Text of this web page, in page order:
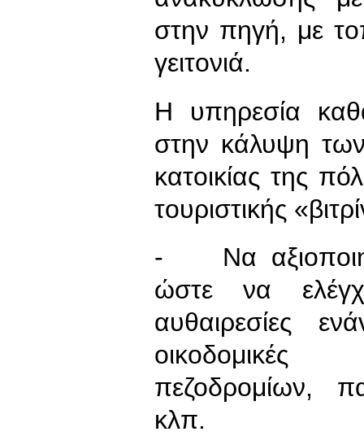
στην πηγή, με
γειτονιά.
Η υπηρεσία
στην κάλυψη
κατοικίας της
τουριστικής
- Να
ώστε να
αυθαιρεσίες
οικοδομικές
πεζοδρομίων,
κλπ.